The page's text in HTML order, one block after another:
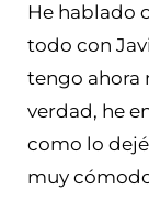
He hablado
todo con
tengo ahora
verdad, he
como lo
muy